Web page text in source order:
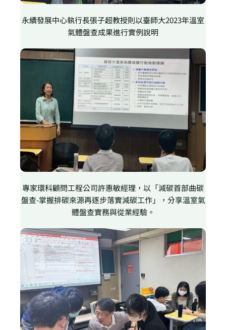
永續發展中心執行長張子超教授則以臺師大2023年溫室
氣體盤查成果進行實例說明
專家環科顧問工程公司許惠敏經理，以「減碳首部曲碳
盤查-掌握排碳來源再逐步落實減碳工作」，分享溫室氣
體盤查實務與從業經驗。